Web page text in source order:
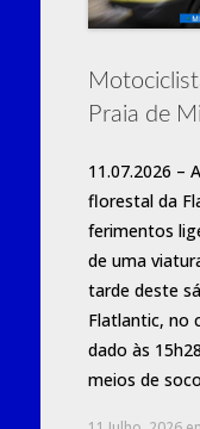
Praia de
11.07.2026 –
florestal da
ferimentos
de uma
tarde deste
Flatlantic, no
dado às
meios de